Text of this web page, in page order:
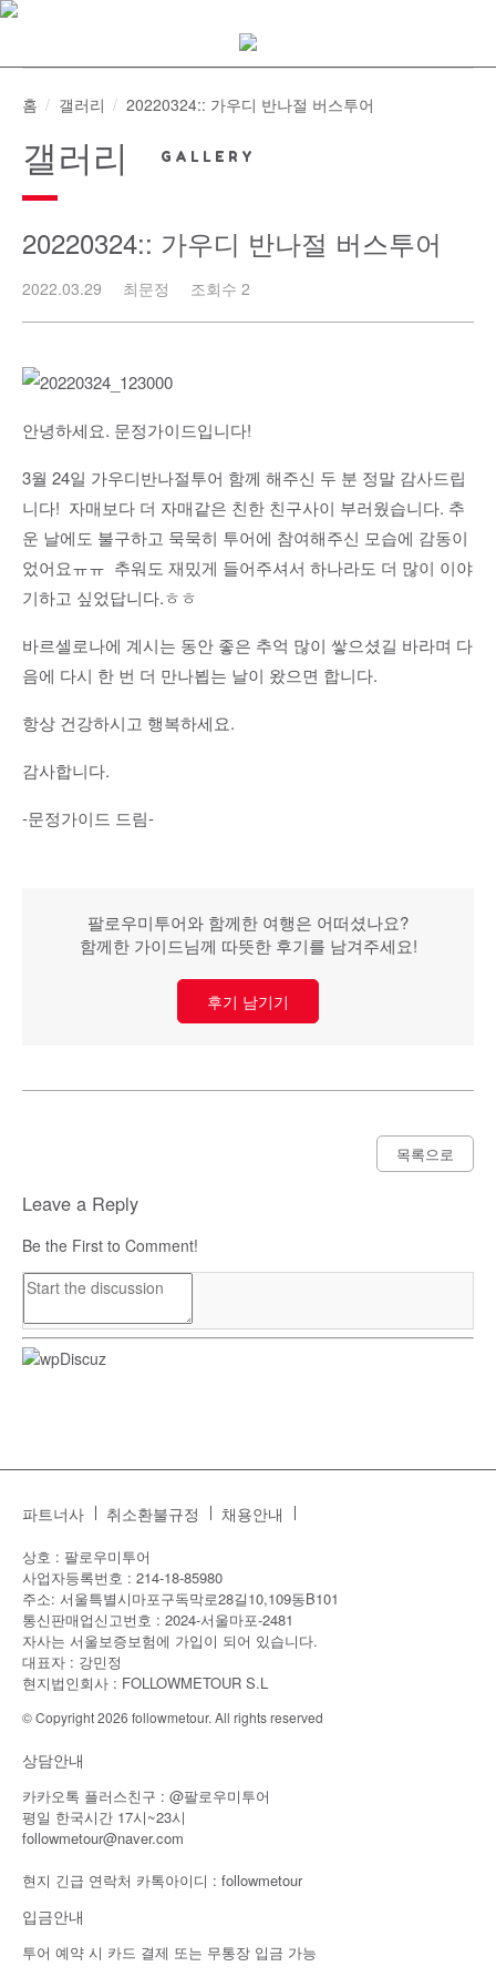
Skip
홈 갤러리 20220324:: 가우디 반나절 버스투어
갤러리
20220324:: 가우디 반나절 버스투어
2022.03.29 최문정 조회수 2
안녕하세요. 문정가이드입니다!
3월 24일 가우디반나절투어 함께 해주신 두 분 정말 감사드립
니다! 자매보다 더 자매같은 친한 친구사이 부러웠습니다. 추
운 날에도 불구하고 묵묵히 투어에 참여해주신 모습에 감동이
었어요ㅠㅠ 추워도 재밌게 들어주셔서 하나라도 더 많이 이야
기하고 싶었답니다.ㅎㅎ
바르셀로나에 계시는 동안 좋은 추억 많이 쌓으셨길 바라며 다
음에 다시 한 번 더 만나뵙는 날이 왔으면 합니다.
항상 건강하시고 행복하세요.
감사합니다.
-문정가이드 드림-
팔로우미투어와 함께한 여행은 어떠셨나요?
함께한 가이드님께 따뜻한 후기를 남겨주세요!
후기 남기기
목록으로
Leave a Reply
Be the First to Comment!
파트너사 취소환불규정 채용안내
상호 : 팔로우미투어
사업자등록번호 : 214-18-85980
주소: 서울특별시마포구독막로28길10,109동B101
통신판매업신고번호 : 2024-서울마포-2481
자사는 서울보증보험에 가입이 되어 있습니다.
대표자 : 강민정
현지법인회사 : FOLLOWMETOUR S.L
© Copyright 2026 followmetour. All rights reserved
상담안내
카카오톡 플러스친구 : @팔로우미투어
평일 한국시간 17시~23시
followmetour@naver.com
현지 긴급 연락처 카톡아이디 : followmetour
입금안내
투어 예약 시 카드 결제 또는 무통장 입금 가능